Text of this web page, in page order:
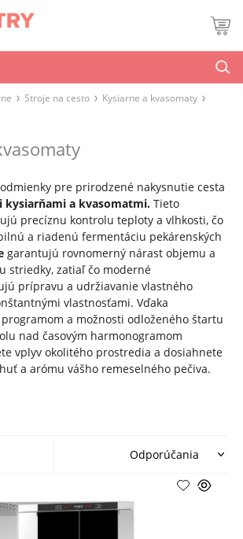
Stroje na cesto Kysiarne a kvasomaty
pre prirodzené nakysnutie cesta
kysiarňami a kvasomatmi.Tieto
precíznu kontrolu teploty a vlhkosti, čo
a riadenú fermentáciu pekárenských
garantujú rovnomerný nárast objemu a
striedky, zatiaľ čo moderné
prípravu a udržiavanie vlastného
vlastnosťami. Vďaka
a možnosti odloženého štartu
nad časovým harmonogramom
vplyv okolitého prostredia a dosiahnete
a arómu vášho remeselného pečiva.